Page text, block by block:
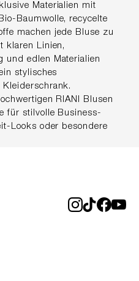
Materialien mit
Baumwolle, recycelte
machen jede Bluse zu
klaren Linien,
und edlen Materialien
stylisches
RIANI Blusen
für stilvolle Business-
Looks oder besondere